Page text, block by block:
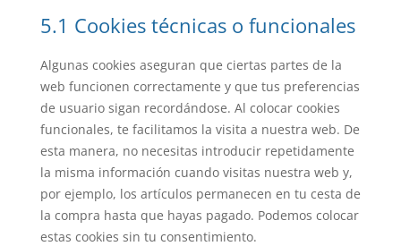
5.1 Cookies técnicas o funcionales
Algunas cookies aseguran que ciertas partes de la
web funcionen correctamente y que tus preferencias
de usuario sigan recordándose. Al colocar cookies
funcionales, te facilitamos la visita a nuestra web. De
esta manera, no necesitas introducir repetidamente
la misma información cuando visitas nuestra web y,
por ejemplo, los artículos permanecen en tu cesta de
la compra hasta que hayas pagado. Podemos colocar
estas cookies sin tu consentimiento.